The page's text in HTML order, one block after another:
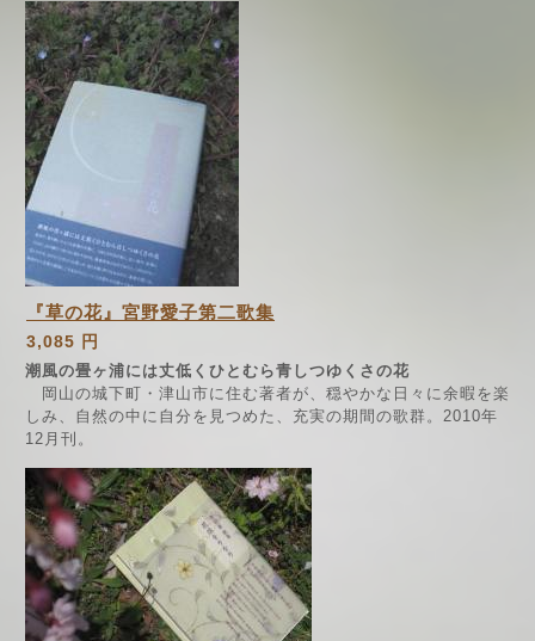
『草の花』宮野愛子第二歌集
3,085 円
潮風の畳ヶ浦には丈低くひとむら青しつゆくさの花
岡山の城下町・津山市に住む著者が、穏やかな日々に余暇を楽
しみ、自然の中に自分を見つめた、充実の期間の歌群。2010年
12月刊。